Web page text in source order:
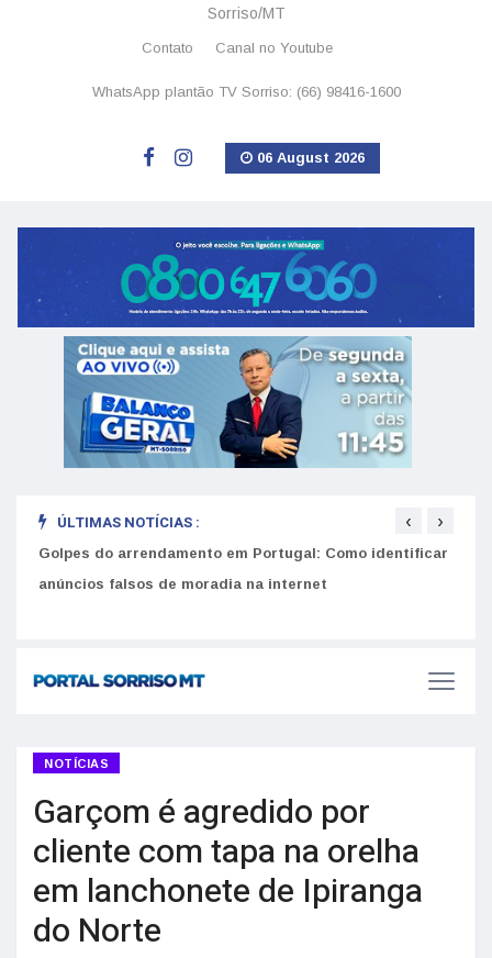
Sorriso/MT
Contato Canal no Youtube
WhatsApp plantão TV Sorriso: (66) 98416-1600
06 August 2026
ÚLTIMAS NOTÍCIAS :
Golpes do arrendamento em Portugal: Como identificar
anúncios falsos de moradia na internet
‹ ›
NOTÍCIAS
Garçom é agredido por
cliente com tapa na orelha
em lanchonete de Ipiranga
do Norte